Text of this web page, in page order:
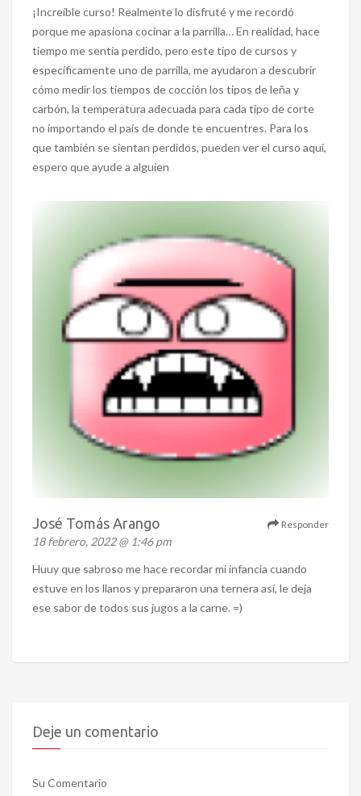
¡Increíble curso! Realmente lo disfruté y me recordó
porque me apasiona cocinar a la parrilla… En realidad, hace
tiempo me sentía perdido, pero este tipo de cursos y
específicamente uno de parrilla, me ayudaron a descubrir
cómo medir los tiempos de cocción los tipos de leña y
carbón, la temperatura adecuada para cada tipo de corte
no importando el país de donde te encuentres. Para los
que también se sientan perdidos, pueden ver el curso aquí,
espero que ayude a alguien
José Tomás Arango
18 febrero, 2022 @ 1:46 pm
Responder
Huuy que sabroso me hace recordar mi infancia cuando
estuve en los llanos y prepararon una ternera así, le deja
ese sabor de todos sus jugos a la carne. =)
Deje un comentario
Su Comentario